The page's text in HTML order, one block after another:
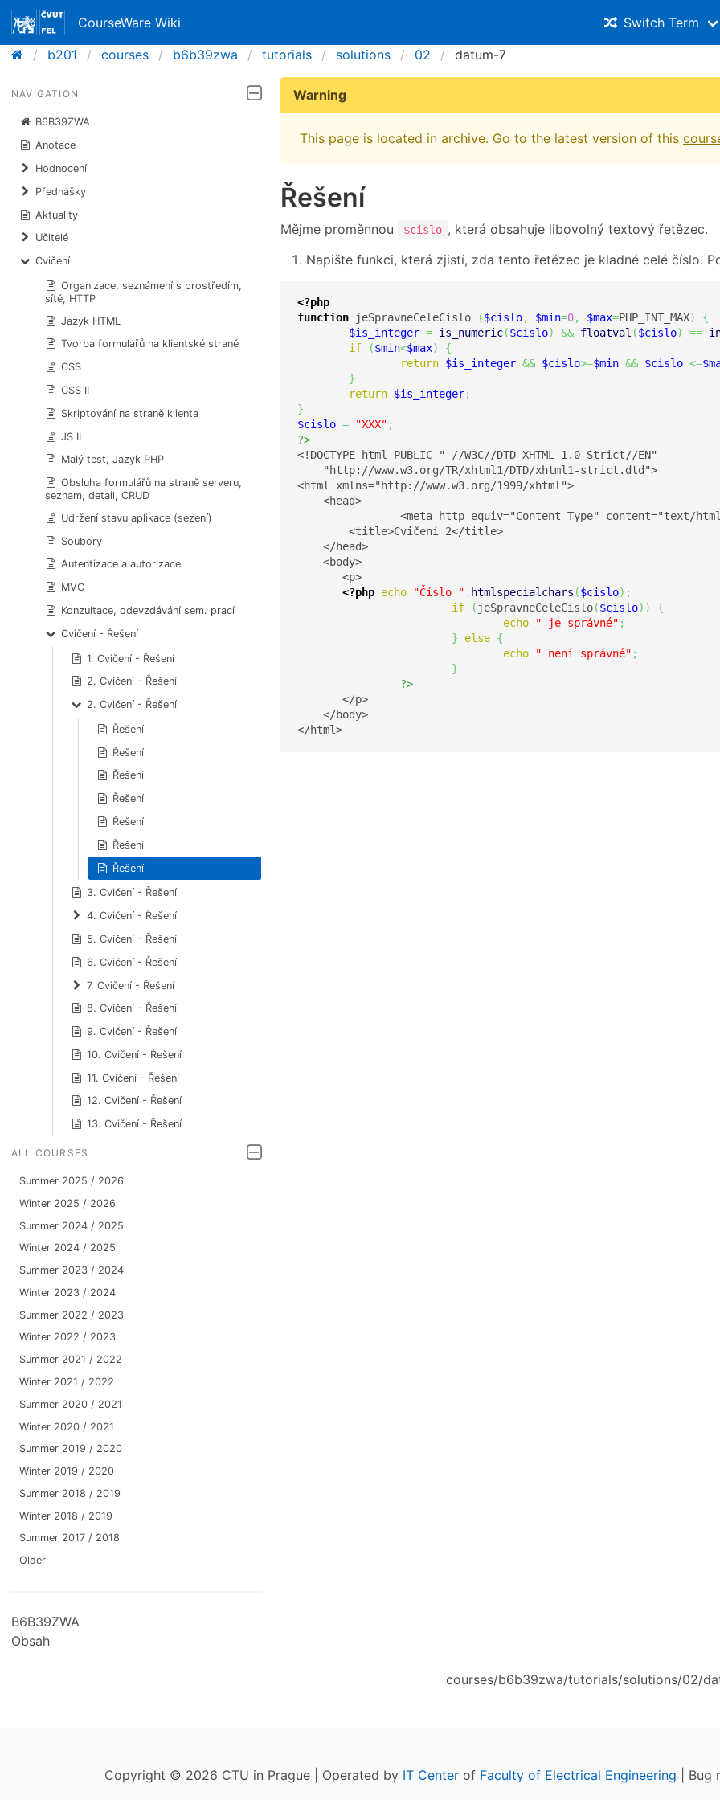
CourseWare Wiki
Switch Term
b201
courses b6b39zwa tutorials solutions 02 datum-7
NAVIGATION
B6B39ZWA
Anotace
Hodnocení
Přednášky
Aktuality
Učitelé
Cvičení
Organizace, seznámení s prostředím,
sítě, HTTP
Jazyk HTML
Tvorba formulářů na klientské straně
CSS
CSS II
Skriptování na straně klienta
JS II
Malý test, Jazyk PHP
Obsluha formulářů na straně serveru,
seznam, detail, CRUD
Udržení stavu aplikace (sezení)
Soubory
Autentizace a autorizace
MVC
Konzultace, odevzdávání sem. prací
Cvičení - Řešení
1. Cvičení - Řešení
2. Cvičení - Řešení
2. Cvičení - Řešení
Řešení
Řešení
Řešení
Řešení
Řešení
Řešení
Řešení
3. Cvičení - Řešení
4. Cvičení - Řešení
5. Cvičení - Řešení
6. Cvičení - Řešení
7. Cvičení - Řešení
8. Cvičení - Řešení
9. Cvičení - Řešení
10. Cvičení - Řešení
11. Cvičení - Řešení
12. Cvičení - Řešení
13. Cvičení - Řešení
ALL COURSES
Summer 2025 / 2026
Winter 2025 / 2026
Summer 2024 / 2025
Winter 2024 / 2025
Summer 2023 / 2024
Winter 2023 / 2024
Summer 2022 / 2023
Winter 2022 / 2023
Summer 2021 / 2022
Winter 2021 / 2022
Summer 2020 / 2021
Winter 2020 / 2021
Summer 2019 / 2020
Winter 2019 / 2020
Summer 2018 / 2019
Winter 2018 / 2019
Summer 2017 / 2018
Older
B6B39ZWA
Obsah
Warning
This page is located in archive. Go to the latest version of this
Řešení
Mějme proměnnou $cislo , která obsahuje libovolný textový řetězec.
Napište funkci, která zjistí, zda tento řetězec je kladné celé číslo.
<?php
function jeSpravneCeleCislo ($cislo, $min=0, $max=PHP_INT_MAX)
{
$is_integer = is_numeric($cislo) && floatval ($cislo) ==
if
($min<$max)
{
return $is_integer && $cislo>=$min && $cislo <=
}
return $is_integer;
}
$cislo = "XXX" ;
?>
<!DOCTYPE html PUBLIC "-//W3C//DTD XHTML 1.0 Strict//EN"
    "http://www.w3.org/TR/xhtml1/DTD/xhtml1-strict.dtd">
<html xmlns="http://www.w3.org/1999/xhtml">
    <head>
        <title>Cvičení 2</title>
    </head>
    <body>
       <p>
<?php echo "Číslo " . htmlspecialchars ($cislo) ;
if
( jeSpravneCeleCislo($cislo) )
{
echo
" je správné" ;
}
else {
echo
" není správné" ;
}
?>
       </p>
    </body>
</html>
courses/b6b39zwa/tutorials/solutions/02/
Copyright © 2026 CTU in Prague | Operated by IT Center of Faculty of Electrical Engineering | Bug